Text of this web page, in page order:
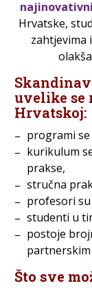
Hrvatske,
zahtjevima
uvelike se
Hrvatskoj:
programi
kurikulum
prakse,
stručna
profesori
studenti u
postoje
partnerskim
Što sve